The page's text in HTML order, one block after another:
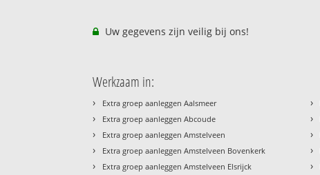
Uw gegevens zijn veilig bij ons!
Werkzaam in:
› Extra groep aanleggen Aalsmeer
› Extra groep aanleggen Abcoude
› Extra groep aanleggen Amstelveen
› Extra groep aanleggen Amstelveen Bovenkerk
› Extra groep aanleggen Amstelveen Elsrijck
›
›
›
›
›